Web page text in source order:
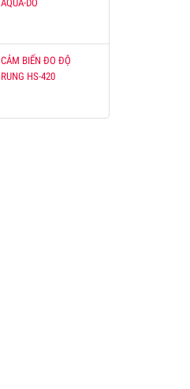
AQUA-DO
CẢM BIẾN ĐO ĐỘ
RUNG HS-420